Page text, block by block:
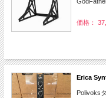
価格：
Erica
Polivoks